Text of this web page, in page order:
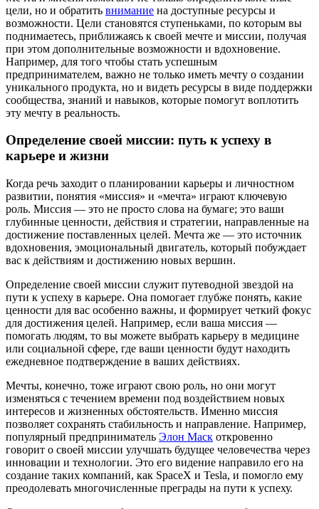
цели, но и обратить внимание на доступные ресурсы и
возможности. Цели становятся ступеньками, по которым вы
поднимаетесь, приближаясь к своей мечте и миссии, получая
при этом дополнительные возможности и вдохновение.
Например, для того чтобы стать успешным
предпринимателем, важно не только иметь мечту о создании
уникального продукта, но и видеть ресурсы в виде поддержки
сообщества, знаний и навыков, которые помогут воплотить
эту мечту в реальность.
Определение своей миссии: путь к успеху в
карьере и жизни
Когда речь заходит о планировании карьеры и личностном
развитии, понятия «миссия» и «мечта» играют ключевую
роль. Миссия — это не просто слова на бумаге; это ваши
глубинные ценности, действия и стратегии, направленные на
достижение поставленных целей. Мечта же — это источник
вдохновения, эмоциональный двигатель, который побуждает
вас к действиям и достижению новых вершин.
Определение своей миссии служит путеводной звездой на
пути к успеху в карьере. Она помогает глубже понять, какие
ценности для вас особенно важны, и формирует четкий фокус
для достижения целей. Например, если ваша миссия —
помогать людям, то вы можете выбрать карьеру в медицине
или социальной сфере, где ваши ценности будут находить
ежедневное подтверждение в ваших действиях.
Мечты, конечно, тоже играют свою роль, но они могут
изменяться с течением времени под воздействием новых
интересов и жизненных обстоятельств. Именно миссия
позволяет сохранять стабильность и направление. Например,
популярный предприниматель Элон Маск откровенно
говорит о своей миссии улучшать будущее человечества через
инновации и технологии. Это его видение направило его на
создание таких компаний, как SpaceX и Tesla, и помогло ему
преодолевать многочисленные преграды на пути к успеху.